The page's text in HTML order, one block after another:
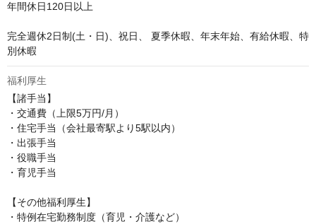
年間休日120日以上
完全週休2日制(土・日)、祝日、 夏季休暇、年末年始、有給休暇、特
別休暇
福利厚生
【諸手当】
・交通費（上限5万円/月）
・住宅手当（会社最寄駅より5駅以内）
・出張手当
・役職手当
・育児手当
【その他福利厚生】
・特例在宅勤務制度（育児・介護など）